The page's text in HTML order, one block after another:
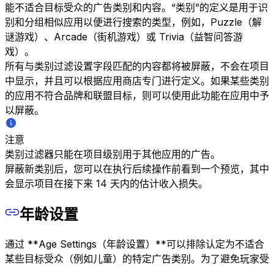
能不适合目标受众的广告类别和内容。“类别”的定义是用于识
别和分组相似应用以便进行搜索的类型，例如，Puzzle（解
谜游戏）、Arcade（街机游戏）或 Trivia（益智问答游
戏）。
所有与类别过滤设置字段匹配的内容都将被屏蔽，不会在项目
中显示，并且可以根据应用商店专门进行定义。如果某些类别
的应用不符合品牌和联盟目标，则可以使用此功能在应用中予
以屏蔽。
注意
类别过滤器只能在项目级别用于其他应用的广告。
屏蔽新类别后，您可以在执行后续操作前看到一个预览，其中
会显示项目在接下来 14 天内的估计收入损失。
年龄设置
通过 **Age Settings（年龄设置）**可以排除认定为不适合
某些目标受众（例如儿童）的特定广告类别。为了避免玩家受